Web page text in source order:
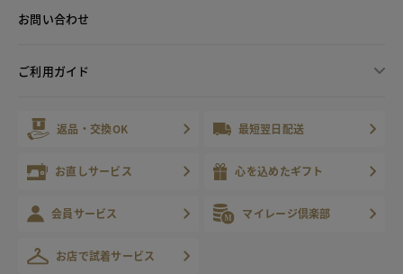
お問い合わせ
ご利用ガイド
返品・交換OK 最短翌日配送
お直しサービス 心を込めたギフト
会員サービス マイレージ倶楽部
お店で試着サービス